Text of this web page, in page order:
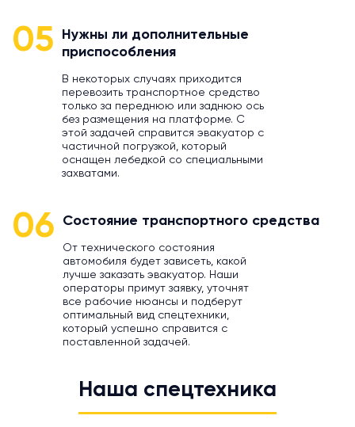
05
Нужны ли дополнительные
приспособления
В некоторых случаях приходится
перевозить транспортное средство
только за переднюю или заднюю ось
без размещения на платформе. С
этой задачей справится эвакуатор с
частичной погрузкой, который
оснащен лебедкой со специальными
захватами.
06 Состояние транспортного средства
От технического состояния
автомобиля будет зависеть, какой
лучше заказать эвакуатор. Наши
операторы примут заявку, уточнят
все рабочие нюансы и подберут
оптимальный вид спецтехники,
который успешно справится с
поставленной задачей.
Наша спецтехника